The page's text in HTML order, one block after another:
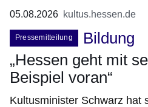
05.08.2026 kultus.hessen.de
Pressemitteilung
Bildung
„Hessen geht mit
Beispiel voran“
Kultusminister Schwarz hat